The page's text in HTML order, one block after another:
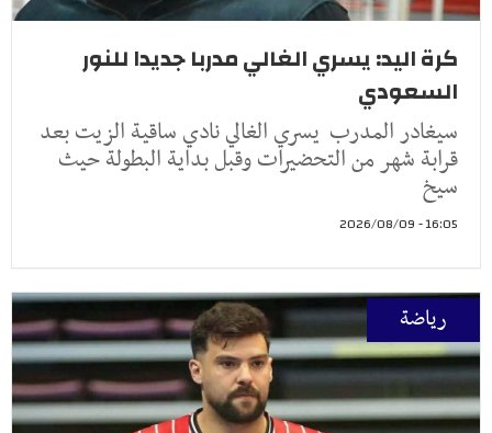
كرة اليد: يسري الغالي مدربا جديدا للنور
السعودي
سيغادر المدرب يسري الغالي نادي ساقية الزيت بعد
قرابة شهر من التحضيرات وقبل بداية البطولة حيث
سيخ
16:05 - 2026/08/09
رياضة